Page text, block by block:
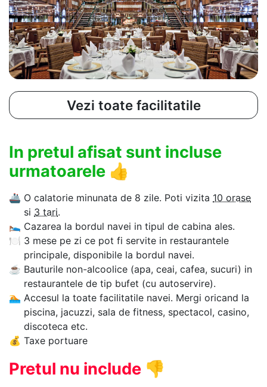
Vezi toate facilitatile
In pretul afisat sunt incluse
urmatoarele 👍
🚢 O calatorie minunata de 8 zile. Poti vizita 10 orase
si 3 tari.
🛌 Cazarea la bordul navei in tipul de cabina ales.
🍽 3 mese pe zi ce pot fi servite in restaurantele
principale, disponibile la bordul navei.
☕ Bauturile non-alcoolice (apa, ceai, cafea, sucuri) in
restaurantele de tip bufet (cu autoservire).
🏊‍ Accesul la toate facilitatile navei. Mergi oricand la
piscina, jacuzzi, sala de fitness, spectacol, casino,
discoteca etc.
💰 Taxe portuare
Pretul nu include 👎